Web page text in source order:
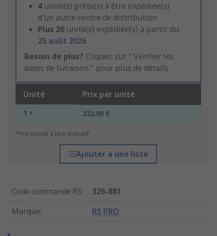
4 unité(s) prête(s) à être expédiée(s)
d'un autre centre de distribution
Plus 20 unité(s) expédiée(s) à partir du
25 août 2026
Besoin de plus? Cliquez sur " Vérifier les
dates de livraison " pour plus de détails
Unité Prix par unité
1 + 222,90 €
*Prix donné à titre indicatif
Ajouter à une liste
Code commande RS:
326-881
Marque: RS PRO